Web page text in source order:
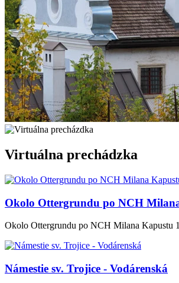
Virtuálna prechádzka
Okolo Ottergrundu po NCH
Okolo Ottergrundu po NCH Milana Kapustu
Námestie sv. Trojice - Vodárenská